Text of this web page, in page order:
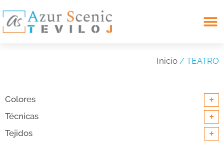
Inicio / TEATRO
Colores +
Técnicas +
Tejidos +